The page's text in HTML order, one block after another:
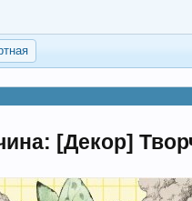
[Декор]